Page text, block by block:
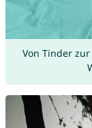
Von Tinder